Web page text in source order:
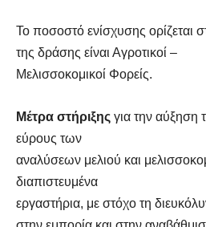
Το ποσοστό ενίσχυσης ορίζεται
της δράσης είναι Αγροτικοί –
Μελισσοκομικοί Φορείς.
Μέτρα στήριξης για την αύξηση
εύρους των
αναλύσεων μελιού και
διαπιστευμένα
εργαστήρια, με στόχο τη